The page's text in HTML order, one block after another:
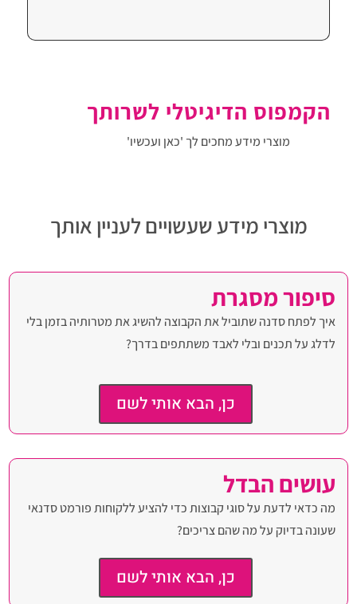
הקמפוס הדיגיטלי לשרותך
מוצרי מידע מחכים לך'כאן ועכשיו'
מוצרי מידע שעשויים לעניין אותך
עושים הבדל
מה כדאי לדעת על סוגי קבוצות כדי להציע ללקוחות פורמט סדנאי
שעונה בדיוק על מה שהם צריכים?
כן, הבא אותי לשם
סיפור מסגרת
איך לפתח סדנה שתוביל את הקבוצה להשיג את מטרותיה בזמן בלי
לדלג על תכנים ובלי לאבד משתתפים בדרך?
כן, הבא אותי לשם